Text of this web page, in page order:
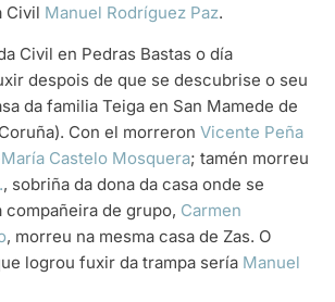
Civil Manuel Rodríguez Paz.
Civil en Pedras Bastas o día
despois de que se descubrise o seu
da familia Teiga en San Mamede de
Con el morreron Vicente Peña
María Castelo Mosquera; tamén morreu
, sobriña da dona da casa onde se
compañeira de grupo, Carmen
, morreu na mesma casa de Zas. O
logrou fuxir da trampa sería Manuel